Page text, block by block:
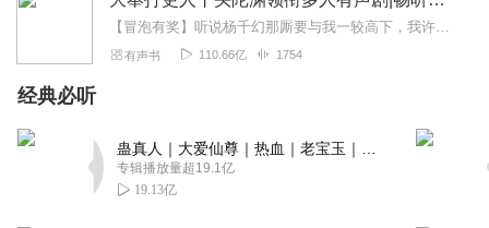
【冒泡有奖】听说杨千幻那厮要与我一较高下，我许七安要开始装叉了！快进入声音播放页戳下方输入框，冒个泡偷偷告诉我，我要用哪些诗词才能胜过他？说得好的，有赏！202...
有声书 110.66亿 1754
经典必听
专辑播放量超19.1亿
19.13亿